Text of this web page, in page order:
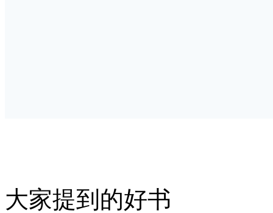
大家提到的好书